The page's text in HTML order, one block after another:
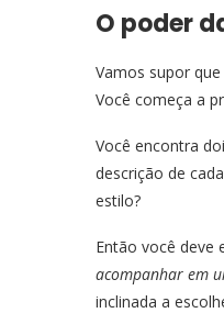
O poder
Vamos supor
Você começa a
Você encontra
descrição de
estilo?
Então você deve
acompanhar em
inclinada a